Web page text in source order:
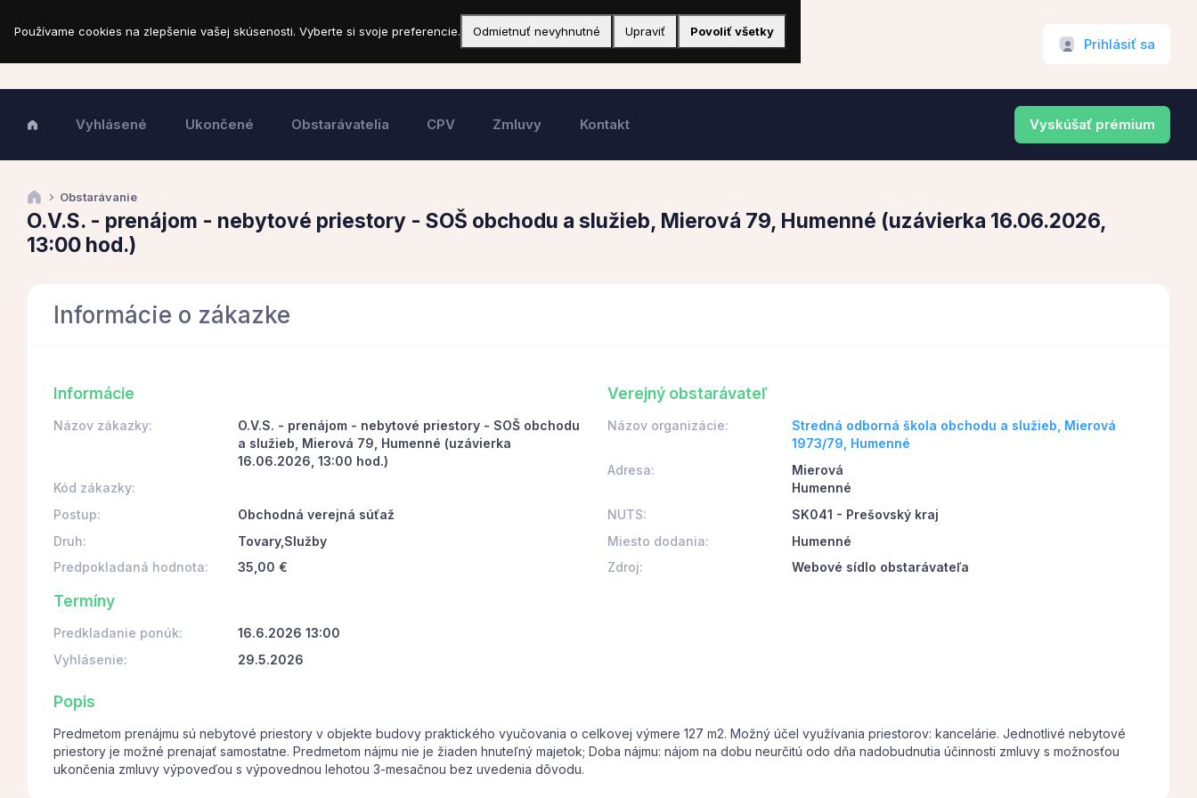
Prihlásiť sa
Vyhlásené Ukončené Obstarávatelia CPV Zmluvy Kontakt Vyskúšať prémium
Obstarávanie
O.V.S. - prenájom - nebytové priestory - SOŠ obchodu a služieb, Mierová 79, Humenné (uzávierka 16.06.2026,
13:00 hod.)
Informácie o zákazke
Informácie
Názov zákazky:
O.V.S. - prenájom - nebytové priestory - SOŠ obchodu
a služieb, Mierová 79, Humenné (uzávierka
16.06.2026, 13:00 hod.)
Kód zákazky:
Postup:
Obchodná verejná súťaž
Druh:
Tovary,Služby
Predpokladaná hodnota:
35,00 €
Termíny
Predkladanie ponúk:
16.6.2026 13:00
Vyhlásenie:
29.5.2026
Verejný obstarávateľ
Názov organizácie:
Stredná odborná škola obchodu a služieb, Mierová
1973/79, Humenné
Adresa:
Mierová
Humenné
NUTS:
SK041 - Prešovský kraj
Miesto dodania:
Humenné
Zdroj:
Webové sídlo obstarávateľa
Popis
Predmetom prenájmu sú nebytové priestory v objekte budovy praktického vyučovania o celkovej výmere 127 m2. Možný účel využívania priestorov: kancelárie. Jednotlivé nebytové
priestory je možné prenajať samostatne. Predmetom nájmu nie je žiaden hnuteľný majetok; Doba nájmu: nájom na dobu neurčitú odo dňa nadobudnutia účinnosti zmluvy s možnosťou
ukončenia zmluvy výpoveďou s výpovednou lehotou 3-mesačnou bez uvedenia dôvodu.
Používame cookies na zlepšenie vašej skúsenosti. Vyberte si svoje preferencie. Odmietnuť nevyhnutné Upraviť Povoliť všetky